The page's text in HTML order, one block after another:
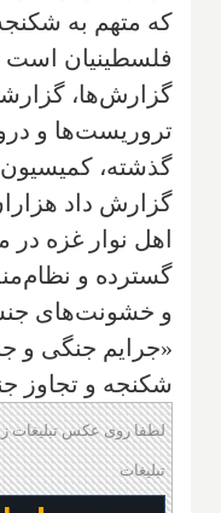
که متهم به
فلسطینیان است
گزارش‌ها،
تروریست‌ها و
گذشته،
گزارش داد
اهل نوار غزه
گسترده و
و خشونت‌های
«جرایم جنگی و
شکنجه و تجاوز
لطفا روی عکس تبلیغات
تبلیغات